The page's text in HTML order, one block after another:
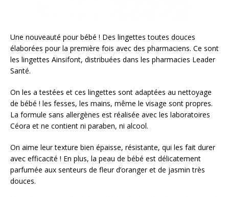
Une nouveauté pour bébé ! Des lingettes toutes douces
élaborées pour la première fois avec des pharmaciens. Ce sont
les lingettes Ainsifont, distribuées dans les pharmacies Leader
Santé.
On les a testées et ces lingettes sont adaptées au nettoyage
de bébé ! les fesses, les mains, même le visage sont propres.
La formule sans allergènes est réalisée avec les laboratoires
Céora et ne contient ni paraben, ni alcool.
On aime leur texture bien épaisse, résistante, qui les fait durer
avec efficacité ! En plus, la peau de bébé est délicatement
parfumée aux senteurs de fleur d’oranger et de jasmin très
douces.